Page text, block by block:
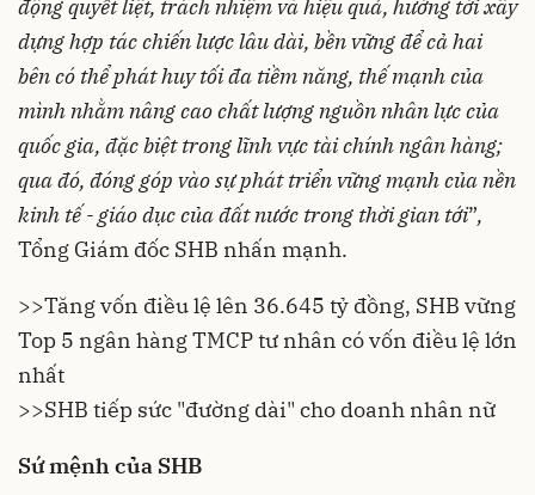
động quyết liệt, trách nhiệm và hiệu quả, hướng tới xây
dựng hợp tác chiến lược lâu dài, bền vững để cả hai
bên có thể phát huy tối đa tiềm năng, thế mạnh của
mình nhằm nâng cao chất lượng nguồn nhân lực của
quốc gia, đặc biệt trong lĩnh vực tài chính ngân hàng;
qua đó, đóng góp vào sự phát triển vững mạnh của nền
kinh tế - giáo dục của đất nước trong thời gian tới”,
Tổng Giám đốc SHB nhấn mạnh.
>>Tăng vốn điều lệ lên 36.645 tỷ đồng, SHB vững
Top 5 ngân hàng TMCP tư nhân có vốn điều lệ lớn
nhất
>>SHB tiếp sức "đường dài" cho doanh nhân nữ
Sứ mệnh của SHB